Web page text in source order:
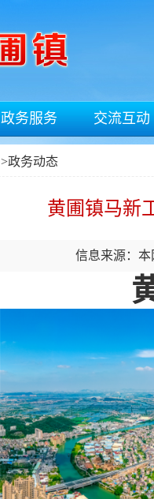
政务服务 交流互动
>政务动态
黄圃镇马新
信息来源：本